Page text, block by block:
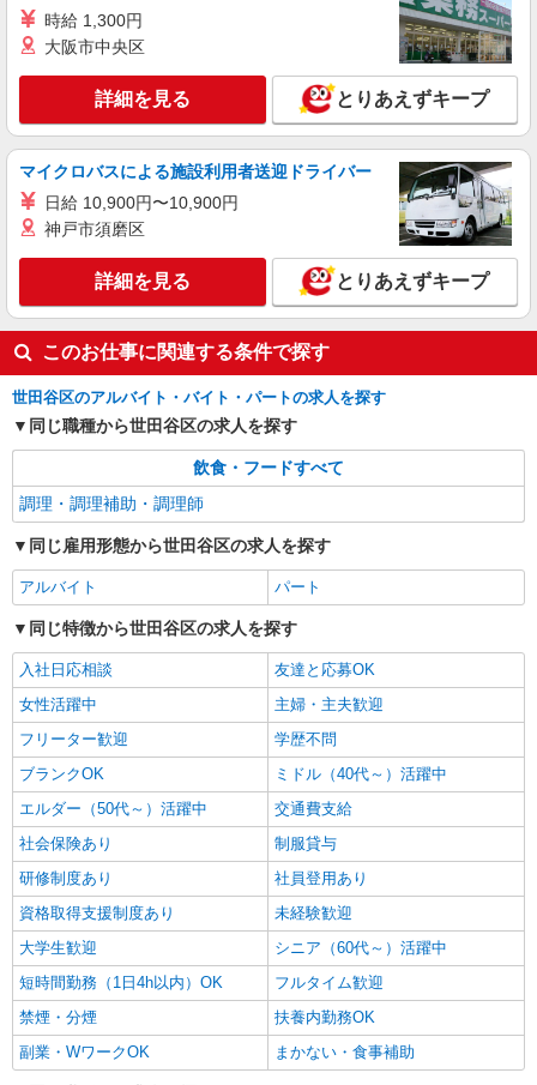
アルバイト パート
SOMPOケア ラヴィーレ 成城南
時給1360円〜1510円 ※経験等による ★早朝時
給（5:00〜8:00）時給＋100円 ★希望収入があり
ましたら、ご相談いただければ希望条件に合うか
の確認もいたします。 ★時間外手当別途支給 ★上
記金額は働きがい向上手当を含みます。 ★働きが
い向上手当※26年6月改定（地域により異なる）
東京都世田谷区喜多見3丁目5-5
キープ 詳細を見る
時給 1,300円
大阪市中央区
詳細を見る とりあえずキープ
マイクロバスによる施設利用者送迎ドライバー
日給 10,900円〜10,900円
神戸市須磨区
詳細を見る とりあえずキープ
このお仕事に関連する条件で探す
世田谷区のアルバイト・バイト・パートの求人を探す
同じ職種から世田谷区の求人を探す
飲食・フードすべて
調理・調理補助・調理師
同じ雇用形態から世田谷区の求人を探す
アルバイト パート
同じ特徴から世田谷区の求人を探す
入社日応相談
友達と応募OK
女性活躍中
主婦・主夫歓迎
フリーター歓迎
学歴不問
ブランクOK
ミドル（40代～）活躍中
エルダー（50代～）活躍中
交通費支給
社会保険あり
制服貸与
研修制度あり
社員登用あり
資格取得支援制度あり
未経験歓迎
大学生歓迎
シニア（60代～）活躍中
短時間勤務（1日4h以内）OK
フルタイム歓迎
禁煙・分煙
扶養内勤務OK
副業・WワークOK
まかない・食事補助